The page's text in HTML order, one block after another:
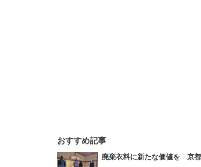
おすすめ記事
廃棄衣料に新たな価値を 京